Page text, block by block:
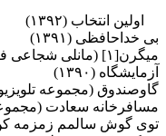
اولین انتخاب (۱۳۹۲)
بی خداحافظی (۱۳۹۱)
میگرن[۱] (مانلی شجاعی فرد) (۱۳۹۱)
آزمایشگاه (۱۳۹۰)
گاوصندوق (مجموعه تلویزیونی،
مسافرخانه سعادت
توی گوش سالمم زمزمه کن